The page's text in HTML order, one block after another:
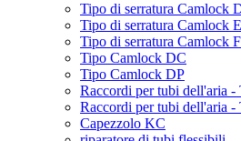
Tipo di serratura Camlock
Tipo di serratura Camlock E
Tipo di serratura Camlock F
Tipo Camlock DC
Tipo Camlock DP
Raccordi per tubi dell'aria -
Raccordi per tubi dell'aria -
Capezzolo KC